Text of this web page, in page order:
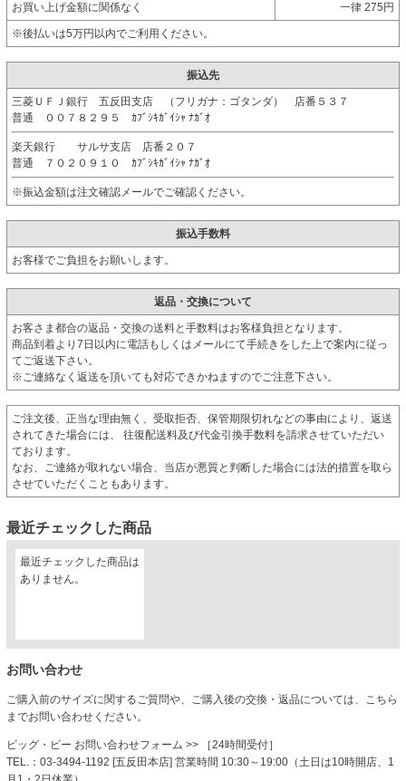
お買い上げ金額に関係なく 一律 275円
※後払いは5万円以内でご利用ください。
振込先
三菱ＵＦＪ銀行 五反田支店 （フリガナ：ゴタンダ） 店番５３７
普通 ００７８２９５ ｶﾌﾞｼｷｶﾞｲｼｬ ﾅｶﾞｵ
楽天銀行 サルサ支店 店番２０７
普通 ７０２０９１０ ｶﾌﾞｼｷｶﾞｲｼｬ ﾅｶﾞｵ
※振込金額は注文確認メールでご確認ください。
振込手数料
お客様でご負担をお願いします。
返品・交換について
お客さま都合の返品・交換の送料と手数料はお客様負担となります。
商品到着より7日以内に電話もしくはメールにて手続きをした上で案内に従っ
てご返送下さい。
※ご連絡なく返送を頂いても対応できかねますのでご注意下さい。
ご注文後、正当な理由無く、受取拒否、保管期限切れなどの事由により、返送
されてきた場合には、 往復配送料及び代金引換手数料を請求させていただい
ております。
なお、ご連絡が取れない場合、当店が悪質と判断した場合には法的措置を取ら
させていただくこともあります。
最近チェックした商品
最近チェックした商品は
ありません。
お問い合わせ
ご購入前のサイズに関するご質問や、ご購入後の交換・返品については、こちら
までお問い合わせください。
ビッグ・ビー お問い合わせフォーム >> ［24時間受付］
TEL.：03-3494-1192 [五反田本店] 営業時間 10:30～19:00（土日は10時開店、1